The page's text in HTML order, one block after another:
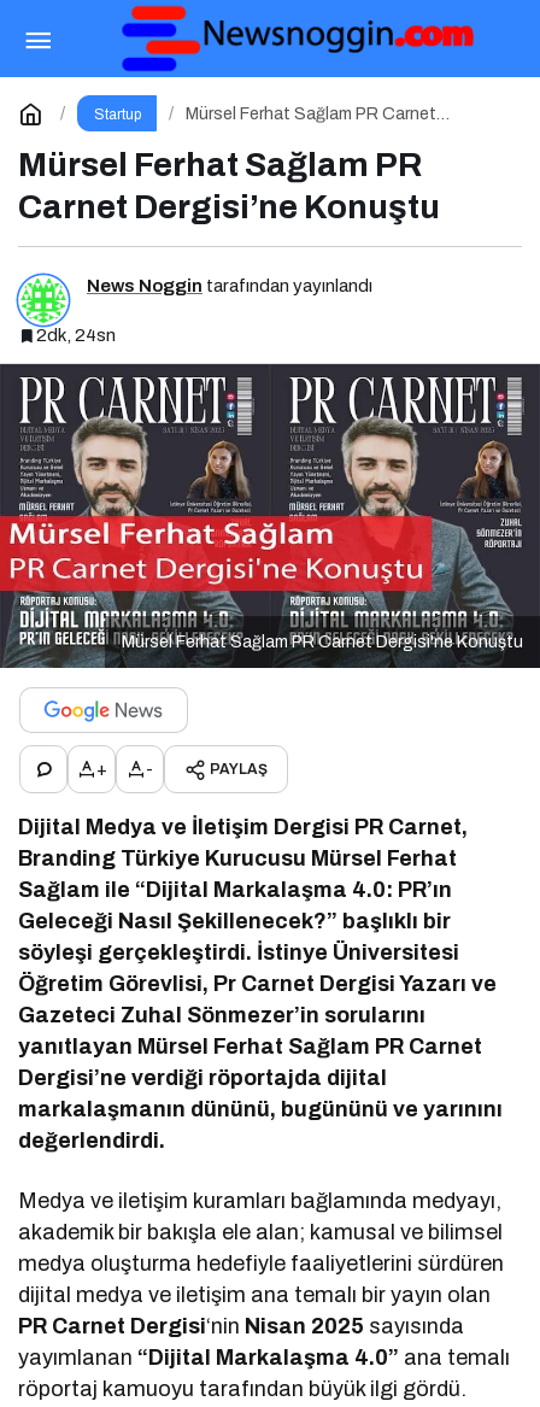
Startup
Mürsel Ferhat Sağlam PR Carnet
Mürsel Ferhat Sağlam PR
Carnet Dergisi’ne Konuştu
News Noggin tarafından yayınlandı
2dk, 24sn
Mürsel Ferhat Sağlam PR Carnet Dergisi'ne Konuştu
+ - PAYLAŞ
Dijital Medya ve İletişim Dergisi PR Carnet,
Branding Türkiye Kurucusu Mürsel Ferhat
Sağlam ile “Dijital Markalaşma 4.0: PR’ın
Geleceği Nasıl Şekillenecek?” başlıklı bir
söyleşi gerçekleştirdi. İstinye Üniversitesi
Öğretim Görevlisi, Pr Carnet Dergisi Yazarı ve
Gazeteci Zuhal Sönmezer’in sorularını
yanıtlayan Mürsel Ferhat Sağlam PR Carnet
Dergisi’ne verdiği röportajda dijital
markalaşmanın dününü, bugününü ve yarınını
değerlendirdi.
Medya ve iletişim kuramları bağlamında medyayı,
akademik bir bakışla ele alan; kamusal ve bilimsel
medya oluşturma hedefiyle faaliyetlerini sürdüren
dijital medya ve iletişim ana temalı bir yayın olan
PR Carnet Dergisi‘nin Nisan 2025 sayısında
yayımlanan “Dijital Markalaşma 4.0” ana temalı
röportaj kamuoyu tarafından büyük ilgi gördü.
Kurumsal İletişim 1.0 Etkinliği İçin Geri Sayım
Yorum Yap